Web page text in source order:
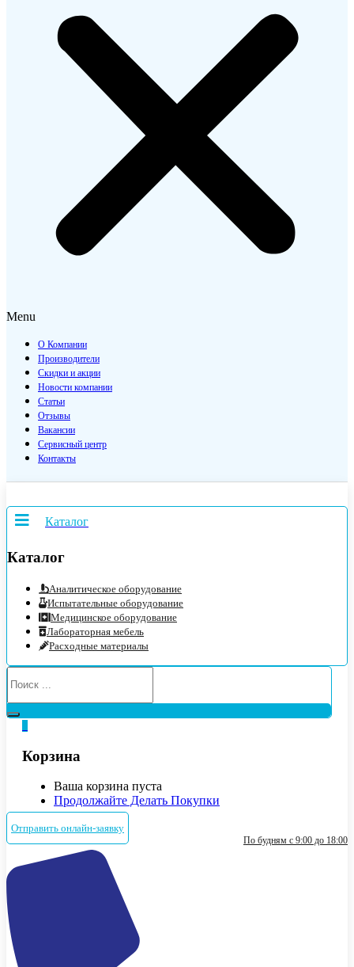
Menu
О Компании
Производители
Скидки и акции
Новости компании
Статьи
Отзывы
Вакансии
Сервисный центр
Контакты
Каталог
Каталог
Аналитическое оборудование
Испытательные оборудование
Медицинское оборудование
Лабораторная мебель
Расходные материалы
Корзина
Ваша корзина пуста
Продолжайте Делать Покупки
Отправить онлайн-заявку
По будням с 9:00 до 18:00